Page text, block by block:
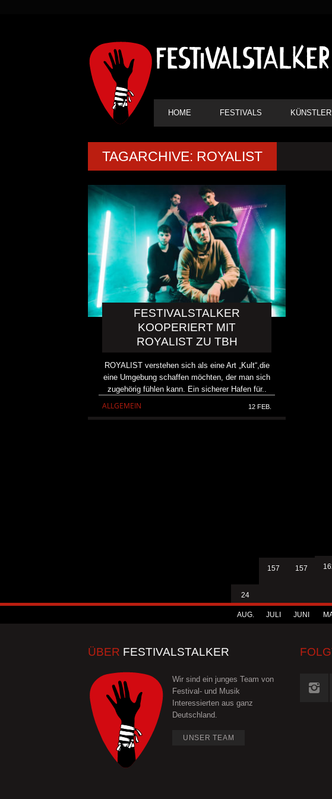
HAUPT-
NAVIGATION
HOME FESTIVALS
TAGARCHIVE: ROYALIST
FESTIVALSTALKER
KOOPERIERT MIT
ROYALIST ZU TBH
ROYALIST verstehen sich als eine Art „Kult“,die
eine Umgebung schaffen möchten, der man sich
zugehörig fühlen kann. Ein sicherer Hafen für..
ALLGEMEIN 12 FEB.
24
AUG.
157
JULI
157
JUNI
ÜBER FESTIVALSTALKER
Wir sind ein junges Team von
Festival- und Musik
Interessierten aus ganz
Deutschland.
UNSER TEAM